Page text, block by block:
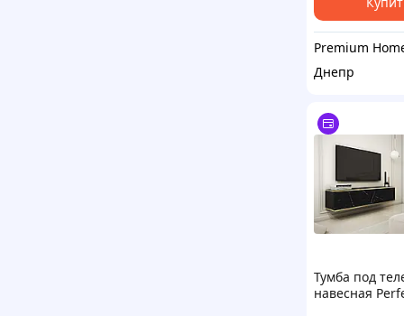
Днепр
Тумба под
навесная